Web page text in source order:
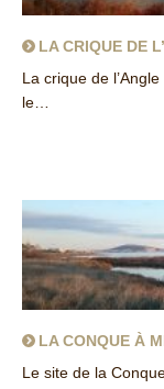
LA CRIQUE DE
La crique de
le…
LA CONQUE À
Le site de la